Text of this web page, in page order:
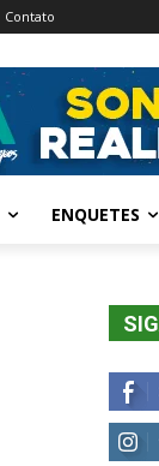
Contato
ENQUETES